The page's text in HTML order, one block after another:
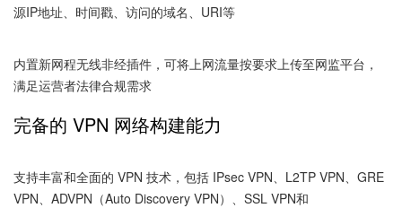
源IP地址、时间戳、访问的域名、URI等
内置新网程无线非经插件，可将上网流量按要求上传至网监平台，
满足运营者法律合规需求
完备的 VPN 网络构建能力
支持丰富和全面的 VPN 技术，包括 IPsec VPN、L2TP VPN、GRE
VPN、ADVPN（Auto Discovery VPN）、SSL VPN和